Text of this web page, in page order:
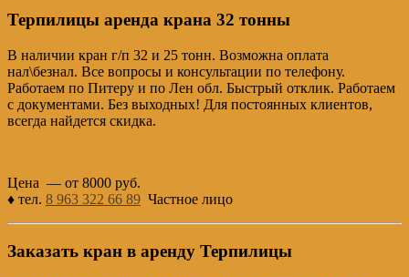
Терпилицы аренда крана 32 тонны
В наличии кран г/п 32 и 25 тонн. Возможна оплата
нал\безнал. Все вопросы и консультации по телефону.
Работаем по Питеру и по Лен обл. Быстрый отклик. Работаем
с документами. Без выходных! Для постоянных клиентов,
всегда найдется скидка.
Цена — от 8000 руб.
♦ тел. 8 963 322 66 89 Частное лицо
Заказать кран в аренду Терпилицы